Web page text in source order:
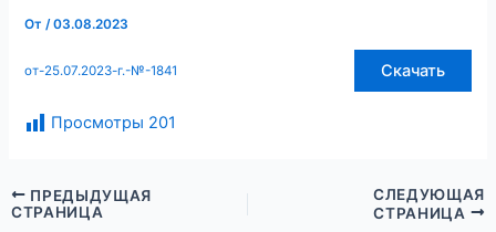
От /03.08.2023
от-25.07.2023-г.-№-1841 Скачать
Просмотры 201
ПРЕДЫДУЩАЯ
СТРАНИЦА
СЛЕДУЮЩАЯ
СТРАНИЦА